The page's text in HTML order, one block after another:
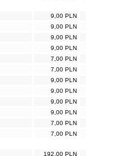
9,00 PLN
9,00 PLN
9,00 PLN
9,00 PLN
7,00 PLN
7,00 PLN
9,00 PLN
9,00 PLN
9,00 PLN
9,00 PLN
7,00 PLN
7,00 PLN
192,00 PLN